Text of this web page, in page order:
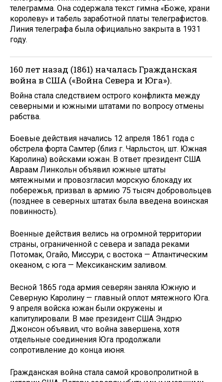
телеграмма. Она содержала текст гимна «Боже, храни
королеву» и табель заработной платы телеграфистов.
Линия телеграфа была официально закрыта в 1931
году.
160 лет назад (1861) началась Гражданская
война в США («Война Севера и Юга»).
Война стала следствием острого конфликта между
северными и южными штатами по вопросу отмены
рабства.
Боевые действия начались 12 апреля 1861 года с
обстрела форта Самтер (близ г. Чарльстон, шт. Южная
Каролина) войсками южан. В ответ президент США
Авраам Линкольн объявил южные штаты
мятежными и провозгласил морскую блокаду их
побережья, призвал в армию 75 тысяч добровольцев
(позднее в северных штатах была введена воинская
повинность).
Военные действия велись на огромной территории
страны, ограниченной с севера и запада реками
Потомак, Огайо, Миссури, с востока — Атлантическим
океаном, с юга — Мексиканским заливом.
Весной 1865 года армия северян заняла Южную и
Северную Каролину — главный оплот мятежного Юга.
9 апреля войска южан были окружены и
капитулировали. В мае президент США Эндрю
Джонсон объявил, что война завершена, хотя
отдельные соединения Юга продолжали
сопротивление до конца июня.
Гражданская война стала самой кровопролитной в